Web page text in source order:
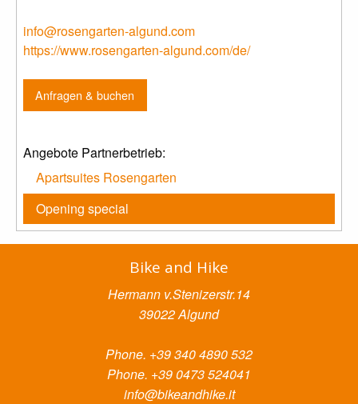
info@rosengarten-algund.com
https://www.rosengarten-algund.com/de/
Anfragen & buchen
Angebote Partnerbetrieb:
Apartsuites Rosengarten
Opening special
Bike and Hike
Hermann v.Stenizerstr.14
39022 Algund
Phone. +39 340 4890 532
Phone. +39 0473 524041
info@bikeandhike.it